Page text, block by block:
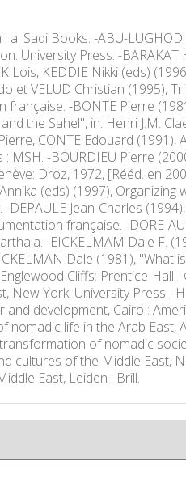
al Saqi Books. -ABU-LUGHOD
University Press. -BARAKAT
Lois, KEDDIE Nikki (eds)
et VELUD Christian (1995),
-BONTE Pierre
the Sahel", in: Henri J.M.
CONTE Edouard (1991),
-BOURDIEU Pierre
Droz, 1972, [Rééd. en
(eds) (1997), Organizing
Jean-Charles
française. -DORE-
-EICKELMAM Dale F.
Dale (1981), "What
Cliffs: Prentice-Hall. -
New York: University Press. -
development, Cairo :
nomadic life in the Arab East,
of nomadic
cultures of the Middle East,
East, Leiden : Brill.